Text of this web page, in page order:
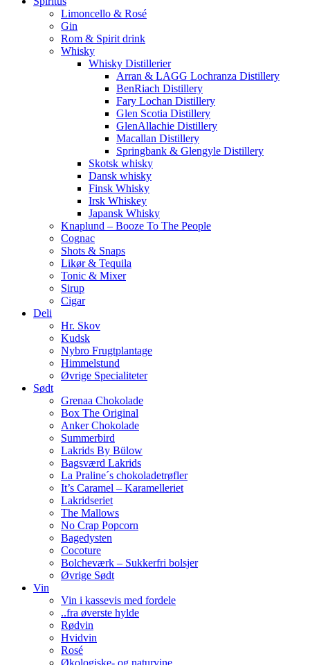
Limoncello & Rosé
Gin
Rom & Spirit drink
Whisky
Whisky Distillerier
Arran & LAGG Lochranza Distillery
BenRiach Distillery
Fary Lochan Distillery
Glen Scotia Distillery
GlenAllachie Distillery
Macallan Distillery
Springbank & Glengyle Distillery
Skotsk whisky
Dansk whisky
Finsk Whisky
Irsk Whiskey
Japansk Whisky
Knaplund – Booze To The People
Cognac
Shots & Snaps
Likør & Tequila
Tonic & Mixer
Sirup
Cigar
Deli
Hr. Skov
Kudsk
Nybro Frugtplantage
Himmelstund
Øvrige Specialiteter
Sødt
Grenaa Chokolade
Box The Original
Anker Chokolade
Summerbird
Lakrids By Bülow
Bagsværd Lakrids
La Praline´s chokoladetrøfler
It’s Caramel – Karamelleriet
Lakridseriet
The Mallows
No Crap Popcorn
Bagedysten
Cocoture
Bolcheværk – Sukkerfri bolsjer
Øvrige Sødt
Vin
Vin i kassevis med fordele
..fra øverste hylde
Rødvin
Hvidvin
Rosé
Økologiske- og naturvine